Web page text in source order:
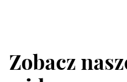
Zobacz